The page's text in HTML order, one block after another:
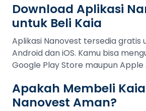
Download Aplikasi
untuk Beli Kaia
Aplikasi Nanovest tersedia gratis
Android dan iOS. Kamu bisa
Google Play Store maupun Apple
Apakah Membeli
Nanovest Aman?